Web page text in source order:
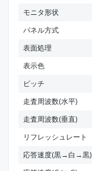
モニタ形状
パネル方式
表面処理
表示色
ピッチ
走査周波数(水平)
走査周波数(垂直)
リフレッシュレート
応答速度(黒→白→黒)